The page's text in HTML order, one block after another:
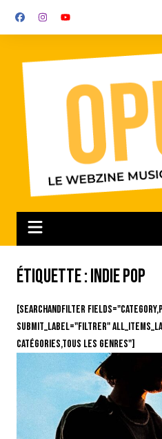
Étiquette :Indie Pop
[searchandfilter
submit_label="Filtrer"
catégories,Tous les genres"]